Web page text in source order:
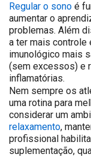
Regular o sono é
aumentar o
problemas. Além
a ter mais controle
imunológico mais
(sem excessos) e
inflamatórias.
Nem sempre os
uma rotina para
considerar um
relaxamento,
profissional
suplementação,